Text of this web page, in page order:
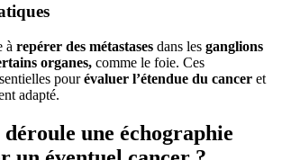
à repérer des métastases dans les ganglions
organes, comme le foie. Ces
pourévaluer l’étendue du cancer et
adapté.
déroule une échographie